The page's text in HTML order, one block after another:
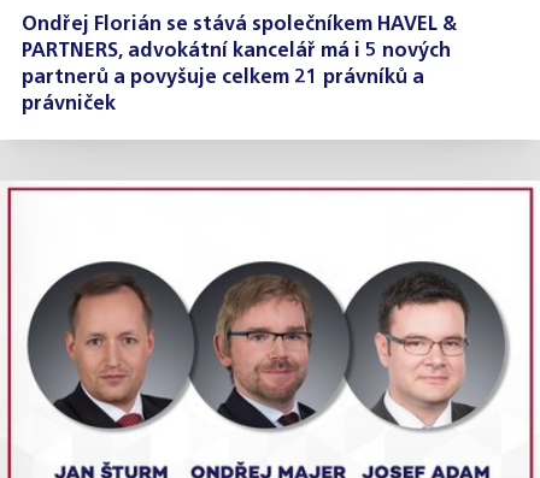
Ondřej Florián se stává společníkem HAVEL &
PARTNERS, advokátní kancelář má i 5 nových
partnerů a povyšuje celkem 21 právníků a
právniček